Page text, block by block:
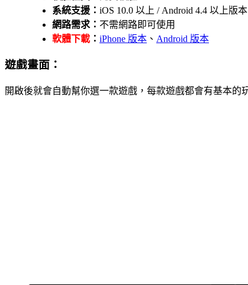
系統支援： iOS 10.0 以上 / Android 4.4 以上版本
網路需求： 不需網路即可使用
軟體下載 ： iPhone 版本 、 Android 版本
遊戲畫面：
開啟後就會自動幫你選一款遊戲，每款遊戲都會有基本